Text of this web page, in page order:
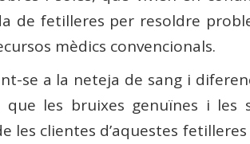
de fetilleres per resoldre
mèdics convencionals.
se a la neteja de sang i
les bruixes genuïnes i les
les clientes d’aquestes